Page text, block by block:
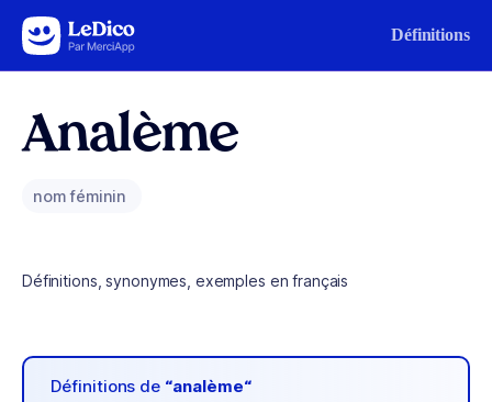
Aller au contenu Définitions
Analème
nom féminin
Définitions, synonymes, exemples en français
Définitions de “analème“